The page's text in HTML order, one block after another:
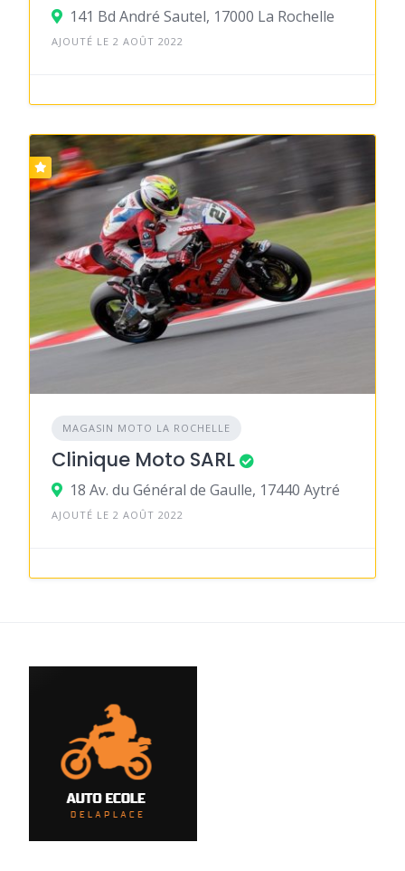
141 Bd André Sautel, 17000 La Rochelle
AJOUTÉ LE 2 AOÛT 2022
MAGASIN MOTO LA ROCHELLE
Clinique Moto SARL
18 Av. du Général de Gaulle, 17440 Aytré
AJOUTÉ LE 2 AOÛT 2022